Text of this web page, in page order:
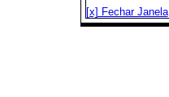
[x] Fechar Janela